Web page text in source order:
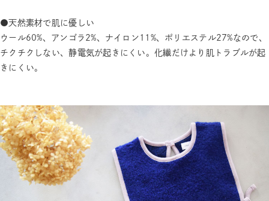
●天然素材で肌に優しい
ウール60%、アンゴラ2%、ナイロン11%、ポリエステル27%なので、
チクチクしない、静電気が起きにくい。化繊だけより肌トラブルが起
きにくい。